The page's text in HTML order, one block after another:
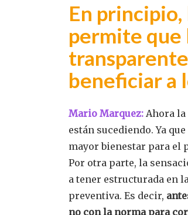
En
permite que
beneficiar a
Mario Marquez: Ahora la
están sucediendo. Ya
mayor bienestar para el
Por otra parte, la
a tener estructurada en
preventiva. Es decir,
no con la norma para